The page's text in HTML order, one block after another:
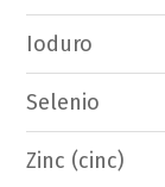
Ioduro
Selenio
Zinc (cinc)